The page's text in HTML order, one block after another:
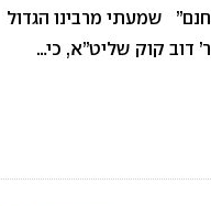
חנם” שמעתי מרבינו הגדול
ר’ דוב קוק שליט”א, כי…